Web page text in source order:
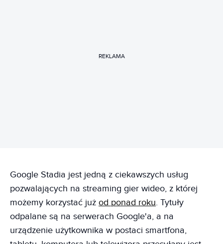
REKLAMA
Google Stadia jest jedną z ciekawszych usług
pozwalających na streaming gier wideo, z której
możemy korzystać już od ponad roku. Tytuły
odpalane są na serwerach Google'a, a na
urządzenie użytkownika w postaci smartfona,